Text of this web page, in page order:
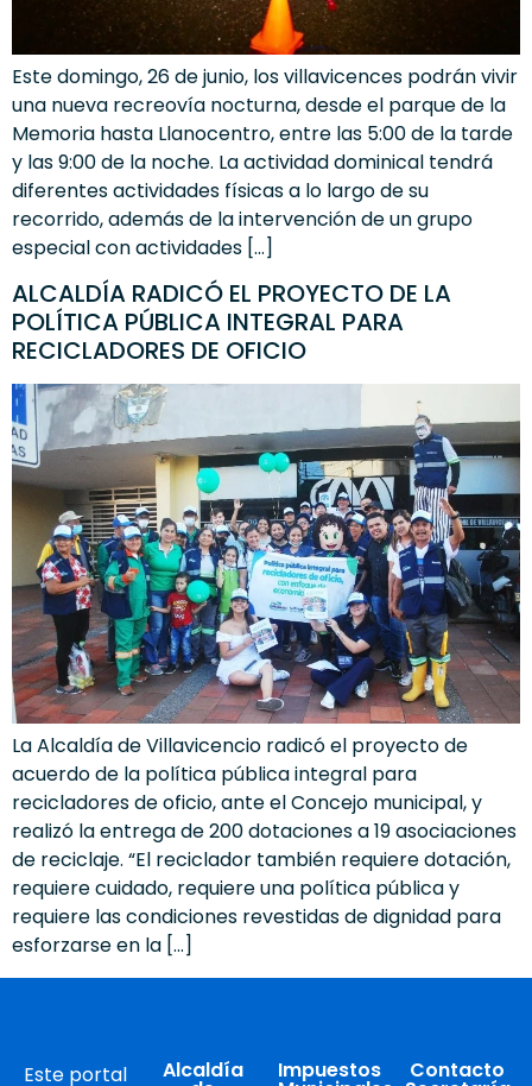
Este domingo, 26 de junio, los villavicences podrán vivir
una nueva recreovía nocturna, desde el parque de la
Memoria hasta Llanocentro, entre las 5:00 de la tarde
y las 9:00 de la noche. La actividad dominical tendrá
diferentes actividades físicas a lo largo de su
recorrido, además de la intervención de un grupo
especial con actividades […]
ALCALDÍA RADICÓ EL PROYECTO DE LA
POLÍTICA PÚBLICA INTEGRAL PARA
RECICLADORES DE OFICIO
La Alcaldía de Villavicencio radicó el proyecto de
acuerdo de la política pública integral para
recicladores de oficio, ante el Concejo municipal, y
realizó la entrega de 200 dotaciones a 19 asociaciones
de reciclaje. “El reciclador también requiere dotación,
requiere cuidado, requiere una política pública y
requiere las condiciones revestidas de dignidad para
esforzarse en la […]
Este portal Alcaldía Impuestos Contacto